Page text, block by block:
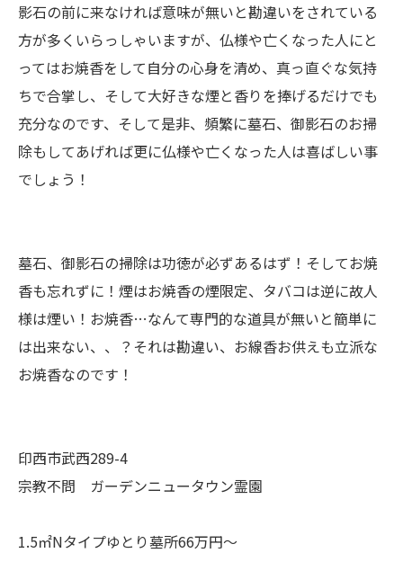
影石の前に来なければ意味が無いと勘違いをされている
方が多くいらっしゃいますが、仏様や亡くなった人にと
ってはお焼香をして自分の心身を清め、真っ直ぐな気持
ちで合掌し、そして大好きな煙と香りを捧げるだけでも
充分なのです、そして是非、頻繁に墓石、御影石のお掃
除もしてあげれば更に仏様や亡くなった人は喜ばしい事
でしょう！
墓石、御影石の掃除は功徳が必ずあるはず！そしてお焼
香も忘れずに！煙はお焼香の煙限定、タバコは逆に故人
様は煙い！お焼香…なんて専門的な道具が無いと簡単に
は出来ない、、？それは勘違い、お線香お供えも立派な
お焼香なのです！
印西市武西289-4
宗教不問 ガーデンニュータウン霊園
1.5㎡Nタイプゆとり墓所66万円～